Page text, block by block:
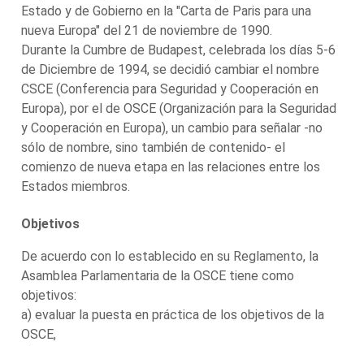
Estado y de Gobierno en la "Carta de Paris para una
nueva Europa" del 21 de noviembre de 1990.
Durante la Cumbre de Budapest, celebrada los días 5-6
de Diciembre de 1994, se decidió cambiar el nombre
CSCE (Conferencia para Seguridad y Cooperación en
Europa), por el de OSCE (Organización para la Seguridad
y Cooperación en Europa), un cambio para señalar -no
sólo de nombre, sino también de contenido- el
comienzo de nueva etapa en las relaciones entre los
Estados miembros.
Objetivos
De acuerdo con lo establecido en su Reglamento, la
Asamblea Parlamentaria de la OSCE tiene como
objetivos:
a) evaluar la puesta en práctica de los objetivos de la
OSCE,